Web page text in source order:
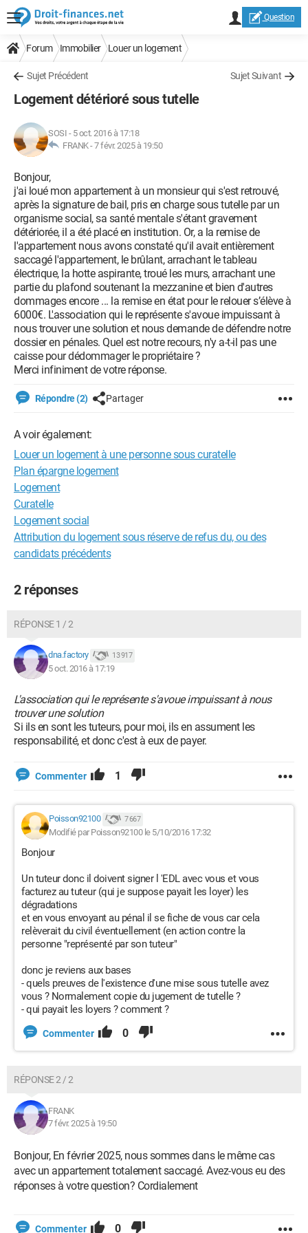
Question
Forum Immobilier Louer un logement
Sujet Précédent Sujet Suivant
Logement détérioré sous tutelle
SOSI - 5 oct. 2016 à 17:18
FRANK -7 févr. 2025 à 19:50
Bonjour,
j'ai loué mon appartement à un monsieur qui s'est retrouvé,
après la signature de bail, pris en charge sous tutelle par un
organisme social, sa santé mentale s'étant gravement
détériorée, il a été placé en institution. Or, a la remise de
l'appartement nous avons constaté qu'il avait entièrement
saccagé l'appartement, le brûlant, arrachant le tableau
électrique, la hotte aspirante, troué les murs, arrachant une
partie du plafond soutenant la mezzanine et bien d'autres
dommages encore ... la remise en état pour le relouer s’élève à
6000€. L'association qui le représente s'avoue impuissant à
nous trouver une solution et nous demande de défendre notre
dossier en pénales. Quel est notre recours, n'y a-t-il pas une
caisse pour dédommager le propriétaire ?
Merci infiniment de votre réponse.
Répondre (2) Partager
A voir également:
Louer un logement à une personne sous curatelle
Plan épargne logement
Logement
Curatelle
Logement social
Attribution du logement sous réserve de refus du, ou des
candidats précédents
2 réponses
RÉPONSE 1 / 2
dna.factory 13 917
5 oct. 2016 à 17:19
L'association qui le représente s'avoue impuissant à nous
trouver une solution
Si ils en sont les tuteurs, pour moi, ils en assument les
responsabilité, et donc c'est à eux de payer.
Commenter 1
Poisson92100 7 667
Modifié par Poisson92100 le 5/10/2016 17:32
Bonjour
Un tuteur donc il doivent signer l 'EDL avec vous et vous
facturez au tuteur (qui je suppose payait les loyer) les
dégradations
et en vous envoyant au pénal il se fiche de vous car cela
relèverait du civil éventuellement (en action contre la
personne "représenté par son tuteur"
donc je reviens aux bases
- quels preuves de l'existence d'une mise sous tutelle avez
vous ? Normalement copie du jugement de tutelle ?
- qui payait les loyers ? comment ?
Commenter 0
RÉPONSE 2 / 2
FRANK
7 févr. 2025 à 19:50
Bonjour, En février 2025, nous sommes dans le même cas
avec un appartement totalement saccagé. Avez-vous eu des
réponses à votre question? Cordialement
Commenter 0